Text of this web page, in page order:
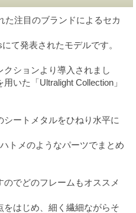
た注目のブランドによるセカ
て発表されたモデルです。
ションより導入されまし
いた「Ultralight Collection」
ートメタルをひねり水平に
トメのようなパーツでまとめ
でどのフレームもオススメ
はじめ、細く繊細ながらそ